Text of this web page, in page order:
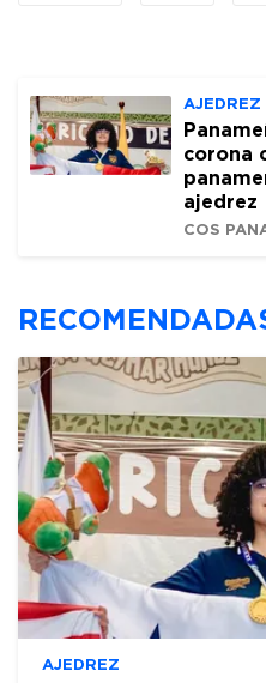
AJEDREZ
corona
ajedrez
COS
AJEDREZ